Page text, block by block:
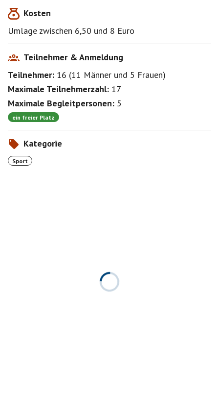
Kosten
Umlage zwischen 6,50 und 8 Euro
Teilnehmer & Anmeldung
Teilnehmer: 16 (11 Männer und 5 Frauen)
Maximale Teilnehmerzahl: 17
Maximale Begleitpersonen: 5
ein freier Platz
Kategorie
Sport